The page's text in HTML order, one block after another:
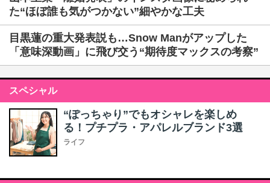
た“ほぼ誰も気がつかない”細やかな工夫
目黒蓮の重大発表説も…Snow Manがアップした
「意味深動画」に飛び交う“期待度マックスの考察”
スペシャル
“ぽっちゃり”でもオシャレを楽しめ
る！プチプラ・アパレルブランド3選
ライフ